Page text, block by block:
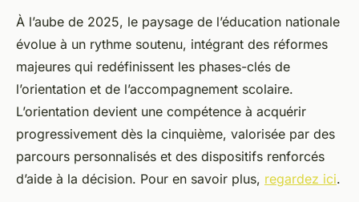
À l’aube de 2025, le paysage de l’éducation nationale
évolue à un rythme soutenu, intégrant des réformes
majeures qui redéfinissent les phases-clés de
l’orientation et de l’accompagnement scolaire.
L’orientation devient une compétence à acquérir
progressivement dès la cinquième, valorisée par des
parcours personnalisés et des dispositifs renforcés
d’aide à la décision. Pour en savoir plus, regardez ici.